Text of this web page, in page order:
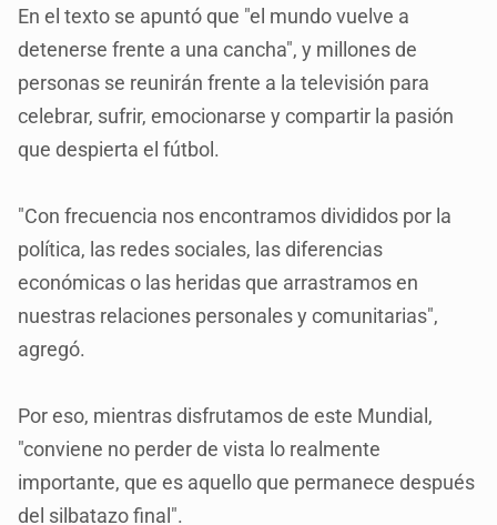
En el texto se apuntó que "el mundo vuelve a
detenerse frente a una cancha", y millones de
personas se reunirán frente a la televisión para
celebrar, sufrir, emocionarse y compartir la pasión
que despierta el fútbol.
"Con frecuencia nos encontramos divididos por la
política, las redes sociales, las diferencias
económicas o las heridas que arrastramos en
nuestras relaciones personales y comunitarias",
agregó.
Por eso, mientras disfrutamos de este Mundial,
"conviene no perder de vista lo realmente
importante, que es aquello que permanece después
del silbatazo final".